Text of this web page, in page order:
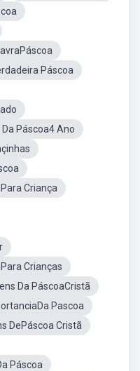
Páscoa
Páscoa4 Ano
Criança
Crianças
Da PáscoaCristã
Pascoa
DePáscoa Cristã
Páscoa